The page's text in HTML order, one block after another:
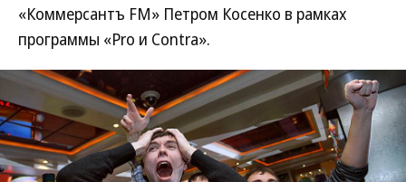
«Коммерсантъ FM» Петром Косенко в рамках
программы «Pro и Contra».